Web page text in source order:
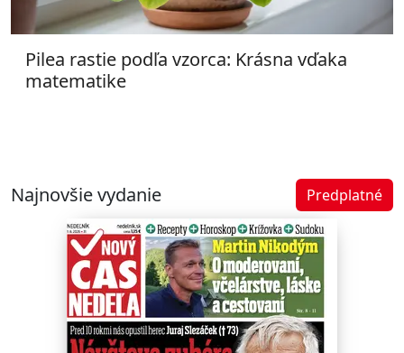
Pilea rastie podľa vzorca: Krásna vďaka
matematike
Najnovšie vydanie Predplatné